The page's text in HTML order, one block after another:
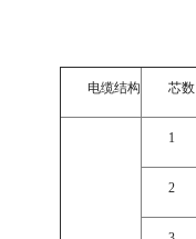
电缆结构 芯数
1
2